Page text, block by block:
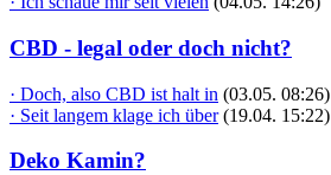
CBD - legal oder doch nicht?
· Doch, also CBD ist halt in (03.05. 08:26)
· Seit langem klage ich über (19.04. 15:22)
Deko Kamin?